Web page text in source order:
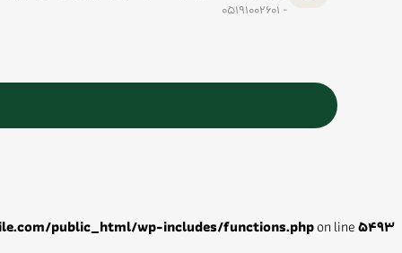
- ۰۵۱۹۱۰۰۲۶۰۱
public_html/wp-includes/functions.phpon line5493